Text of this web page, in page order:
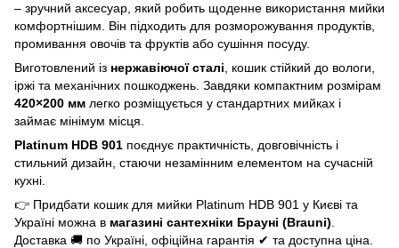
– зручний аксесуар, який робить щоденне використання мийки
комфортнішим. Він підходить для розморожування продуктів,
промивання овочів та фруктів або сушіння посуду.
Виготовлений із нержавіючої сталі , кошик стійкий до вологи,
іржі та механічних пошкоджень. Завдяки компактним розмірам
420×200 мм легко розміщується у стандартних мийках і
займає мінімум місця.
Platinum HDB 901 поєднує практичність, довговічність і
стильний дизайн, стаючи незамінним елементом на сучасній
кухні.
👉 Придбати кошик для мийки Platinum HDB 901 у Києві та
Україні можна в магазині сантехніки Брауні (Brauni)
Доставка 🚚 по Україні, офіційна гарантія ✔ та доступна ціна.